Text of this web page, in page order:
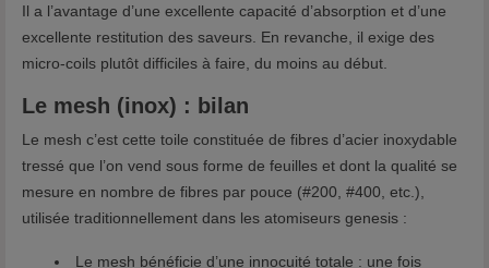
Il a l’avantage d’une excellente capacité d’absorption et d’une
excellente restitution des saveurs. En revanche, il exige des
micro-coils plutôt difficiles à faire, du moins au début.
Le mesh (inox) : bilan
Le mesh c’est cette toile constituée de fibres d’acier inoxydable
tressé que l’on vend sous forme de feuilles et dont la qualité se
mesure en nombre de fibres par pouce (#200, #400, etc.),
utilisée traditionnellement dans les atomiseurs genesis :
Le mesh bénéficie d’une innocuité totale : une fois